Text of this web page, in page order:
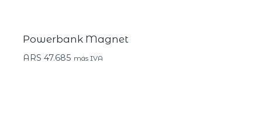
Powerbank Magnet
ARS 47.685 más IVA